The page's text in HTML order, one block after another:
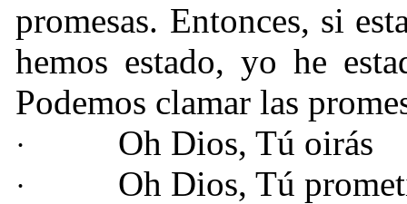
promesas. Entonces, si
hemos estado, yo he
Podemos clamar las
· Oh Dios, Tú oirás
· Oh Dios, Tú